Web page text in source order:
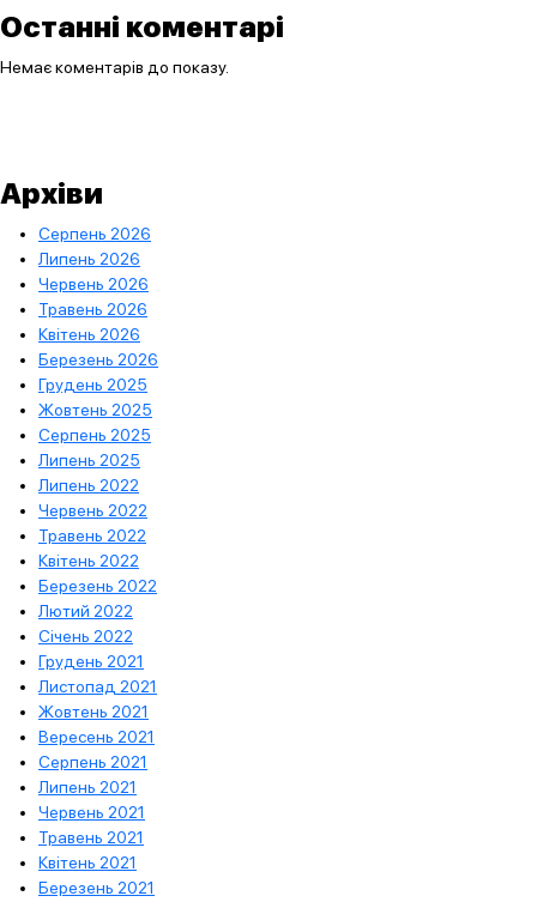
Останні коментарі
Немає коментарів до показу.
Архіви
Серпень 2026
Липень 2026
Червень 2026
Травень 2026
Квітень 2026
Березень 2026
Грудень 2025
Жовтень 2025
Серпень 2025
Липень 2025
Липень 2022
Червень 2022
Травень 2022
Квітень 2022
Березень 2022
Лютий 2022
Січень 2022
Грудень 2021
Листопад 2021
Жовтень 2021
Вересень 2021
Серпень 2021
Липень 2021
Червень 2021
Травень 2021
Квітень 2021
Березень 2021